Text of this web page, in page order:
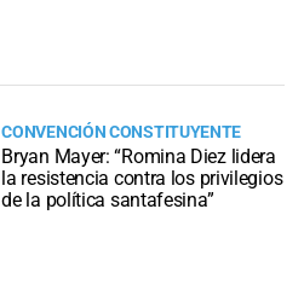
CONVENCIÓN CONSTITUYENTE
Bryan Mayer: “Romina Diez lidera
la resistencia contra los privilegios
de la política santafesina”